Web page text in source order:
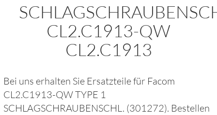
CL2.C1913-QW
CL2.C1913
Bei uns erhalten Sie Ersatzteile für Facom
CL2.C1913-QW TYPE 1
SCHLAGSCHRAUBENSCHL. (301272). Bestellen